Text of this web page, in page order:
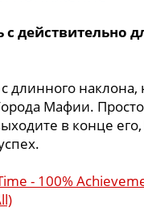
с действительно
с длинного
Мафии.
в конце